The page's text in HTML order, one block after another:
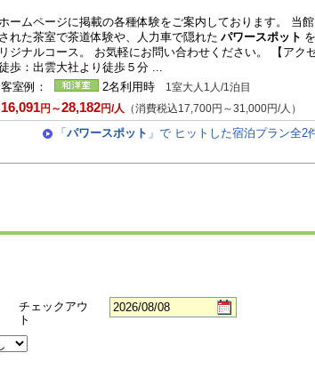
ームページに掲載の各種体験をご案内しております。 当
された茶室で茶道体験や、人力車で隠れた パワースポット
リジナルコース。 お気軽にお問い合わせください。 【アクセ
歩：出雲大社より徒歩５分 ...
客室例：
2名利用時 1室大人1人/1泊目
16,091円～28,182円/人 （消費税込17,700円～31,000円/人）
「 パワースポット 」で ヒットした宿泊プラン全2
チェックアウ
ト